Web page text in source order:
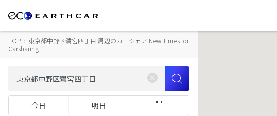
TOP › 東京都中野区鷺宮四丁目 周辺のカーシェア New Times for
Carsharing
今日 明日